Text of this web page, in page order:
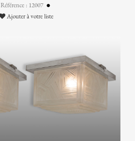
Référence : 12007
Ajouter à votre liste